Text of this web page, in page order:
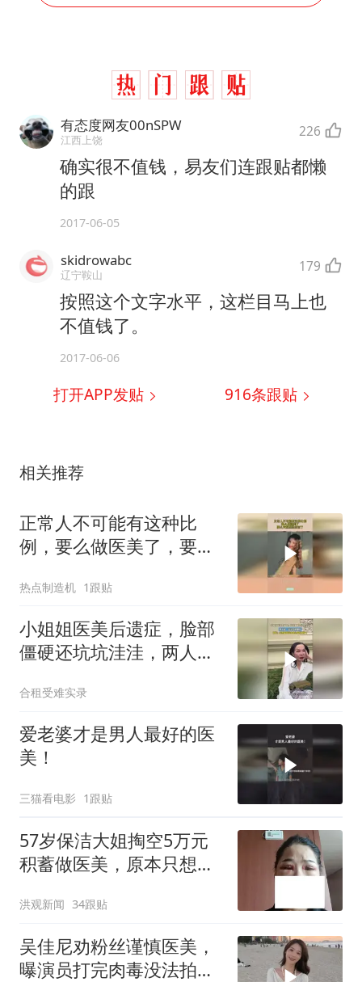
有态度网友00nSPW
江西上饶 226
确实很不值钱，易友们连跟贴都懒
的跟
2017-06-05
skidrowabc
辽宁鞍山 179
按照这个文字水平，这栏目马上也
不值钱了。
2017-06-06
打开APP发贴 916条跟贴
相关推荐
正常人不可能有这种比
例，要么做医美了，要么
热点制造机 1跟贴
小姐姐医美后遗症，脸部
僵硬还坑坑洼洼，两人坐
合租受难实录
爱老婆才是男人最好的医
美！
三猫看电影 1跟贴
57岁保洁大姐掏空5万元
积蓄做医美，原本只想做
子一样围着我”，术后视物
模糊两次去医院就诊；涉
事机构拒回应
洪观新闻 34跟贴
吴佳尼劝粉丝谨慎医美，
曝演员打完肉毒没法拍